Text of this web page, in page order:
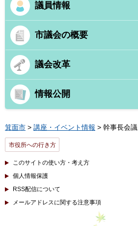
議員情報
市議会の概要
議会改革
情報公開
箕面市 > 講座・イベント情報 > 幹事長会議
市役所への行き方
このサイトの使い方・考え方
個人情報保護
RSS配信について
メールアドレスに関する注意事項